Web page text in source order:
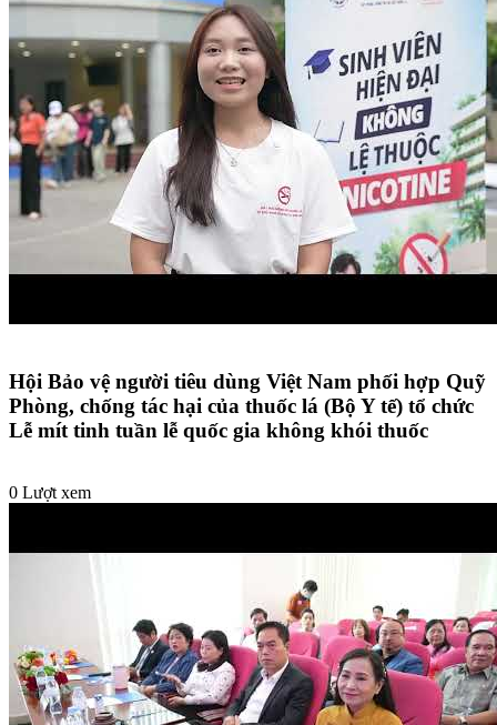
Hội Bảo vệ người tiêu dùng Việt Nam phối hợp Quỹ
Phòng, chống tác hại của thuốc lá (Bộ Y tế) tổ chức
Lễ mít tinh tuần lễ quốc gia không khói thuốc
0 Lượt xem